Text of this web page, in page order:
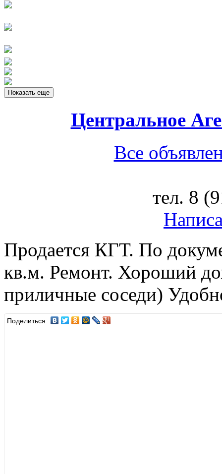
Показать еще
Центральное
Все
тел. 8
Продается КГТ. По
кв.м. Ремонт. Хороший
приличные соседи)
Поделиться